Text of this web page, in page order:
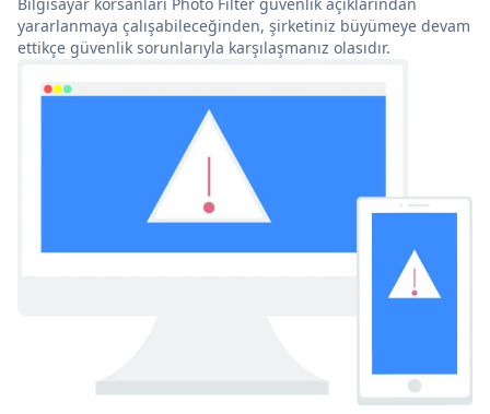
yararlanmaya çalışabileceğinden, şirketiniz büyümeye devam
ettikçe güvenlik sorunlarıyla karşılaşmanız olasıdır.